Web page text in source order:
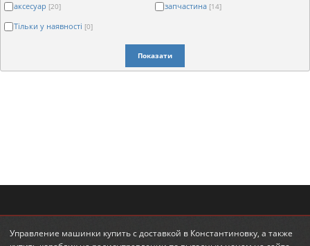
аксесуар [20] запчастина [14]
Тільки у наявності [0]
Показати
Управление машинки купитьс доставкой в Константиновку, а также